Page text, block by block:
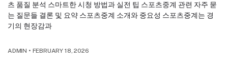
츠 품질 분석 스마트한 시청 방법과 실전 팁 스포츠중계 관련 자주 묻
는 질문들 결론 및 요약 스포츠중계 소개와 중요성 스포츠중계는 경
기의 현장감과
ADMIN • FEBRUARY 18, 2026